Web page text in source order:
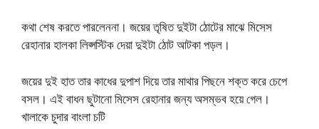
কথা শেষ করতে পারলেননা। জয়ের তৃষিত দুইটা ঠোটের মাঝে মিসেস
রেহানার হালকা লিপ্সস্টিক দেয়া দুইটা ঠোট আটকা পড়ল।
জয়ের দুই হাত তার কাধের দুপাশ দিয়ে তার মাথার পিছনে শক্ত করে চেপে
বসল। এই বাধন ছুটানো মিসেস রেহানার জন্য অসম্ভব হয়ে গেল।
খালাকে চুদার বাংলা চটি